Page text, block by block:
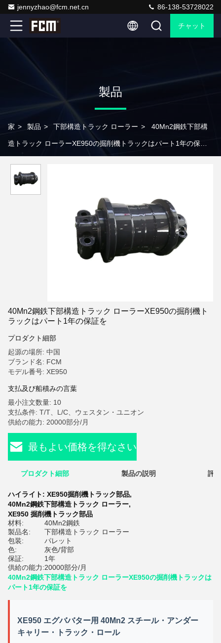
jennyzhao@fcm.net.cn 86-138-53728022
チャット
製品
家 > 製品 > 下部構造トラック ローラー > 40Mn2鋼鉄下部構
造トラック ローラーXE950の掘削機トラックはパート1年の保証
40Mn2鋼鉄下部構造トラック ローラーXE950の掘削機ト
ラックはパート1年の保証を
プロダクト細部
起源の場所: 中国
ブランド名: FCM
モデル番号: XE950
支払及び船積みの言葉
最小注文数量: 10
支払条件: T/T、L/C、ウェスタン・ユニオン
供給の能力: 20000部分/月
最もよい価格を得なさい
プロダクト細部 製品の説明 評
ハイライト: XE950掘削機トラック部品,
40Mn2鋼鉄下部構造トラック ローラー,
XE950 掘削機トラック部品
材料:
40Mn2鋼鉄
製品名:
下部構造トラック ローラー
包装:
パレット
色:
灰色/背部
保証:
1年
供給の能力:20000部分/月
40Mn2鋼鉄下部構造トラック ローラーXE950の掘削機トラックは
パート1年の保証を
XE950 エグババター用 40Mn2 スチール・アンダー
キャリー・トラック・ロール